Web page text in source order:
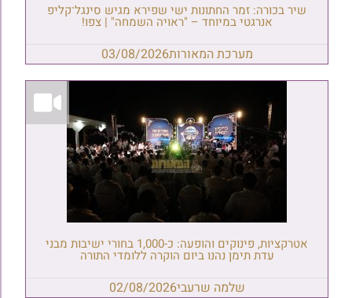
שיר בכורה: זמר החתונות ישי שפירא מגיש סינגל־קליפ
אנרגטי במיוחד – "ראויה השמחה" | צפו!
מערכת המאורות03/08/2026
אטרקציות, פינוקים והופעה: כ-1,000 בחורי ישיבות מבני
עדת תימן נהנו ביום הוקרה ללומדי התורה
שלמה שרעבי02/08/2026